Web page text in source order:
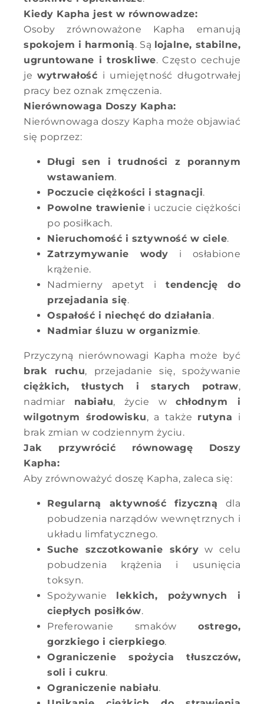
Kiedy Kapha jest w równowadze:
Osoby zrównoważone Kapha emanują
spokojem i harmonią. Są lojalne, stabilne,
ugruntowane i troskliwe. Często cechuje
jewytrwałość i umiejętność długotrwałej
pracy bez oznak zmęczenia.
Nierównowaga Doszy Kapha:
Nierównowaga doszy Kapha może objawiać
się poprzez:
Długi sen i trudności z porannym
wstawaniem.
Poczucie ciężkości i stagnacji.
Powolne trawienie i uczucie ciężkości
po posiłkach.
Nieruchomość i sztywność w ciele.
Zatrzymywanie wody i osłabione
krążenie.
Nadmierny apetyt itendencję do
przejadania się.
Ospałość i niechęć do działania.
Nadmiar śluzu w organizmie.
Przyczyną nierównowagi Kapha może być
brak ruchu, przejadanie się, spożywanie
ciężkich, tłustych i starych potraw,
nadmiar nabiału, życie wchłodnym i
wilgotnym środowisku, a także rutyna i
brak zmian w codziennym życiu.
Jak przywrócić równowagę Doszy
Kapha:
Aby zrównoważyć doszę Kapha, zaleca się:
Regularną aktywność fizyczną dla
pobudzenia narządów wewnętrznych i
układu limfatycznego.
Suche szczotkowanie skóry w celu
pobudzenia krążenia i usunięcia
toksyn.
Spożywanie
lekkich, pożywnych i
ciepłych posiłków.
Preferowanie smaków ostrego,
gorzkiego i cierpkiego.
Ograniczenie spożycia tłuszczów,
soli i cukru.
Ograniczenie nabiału.